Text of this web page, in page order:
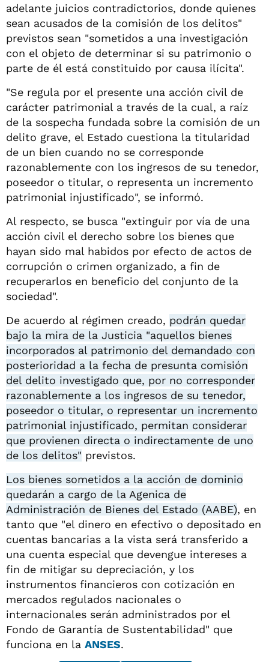
adelante juicios contradictorios, donde quienes
sean acusados de la comisión de los delitos"
previstos sean "sometidos a una investigación
con el objeto de determinar si su patrimonio o
parte de él está constituido por causa ilícita".
"Se regula por el presente una acción civil de
carácter patrimonial a través de la cual, a raíz
de la sospecha fundada sobre la comisión de un
delito grave, el Estado cuestiona la titularidad
de un bien cuando no se corresponde
razonablemente con los ingresos de su tenedor,
poseedor o titular, o representa un incremento
patrimonial injustificado", se informó.
Al respecto, se busca "extinguir por vía de una
acción civil el derecho sobre los bienes que
hayan sido mal habidos por efecto de actos de
corrupción o crimen organizado, a fin de
recuperarlos en beneficio del conjunto de la
sociedad".
De acuerdo al régimen creado, podrán quedar
bajo la mira de la Justicia "aquellos bienes
incorporados al patrimonio del demandado con
posterioridad a la fecha de presunta comisión
del delito investigado que, por no corresponder
razonablemente a los ingresos de su tenedor,
poseedor o titular, o representar un incremento
patrimonial injustificado, permitan considerar
que provienen directa o indirectamente de uno
de los delitos" previstos.
Los bienes sometidos a la acción de dominio
quedarán a cargo de la Agenica de
Administración de Bienes del Estado (AABE), en
tanto que "el dinero en efectivo o depositado en
cuentas bancarias a la vista será transferido a
una cuenta especial que devengue intereses a
fin de mitigar su depreciación, y los
instrumentos financieros con cotización en
mercados regulados nacionales o
internacionales serán administrados por el
Fondo de Garantía de Sustentabilidad" que
funciona en la ANSES.